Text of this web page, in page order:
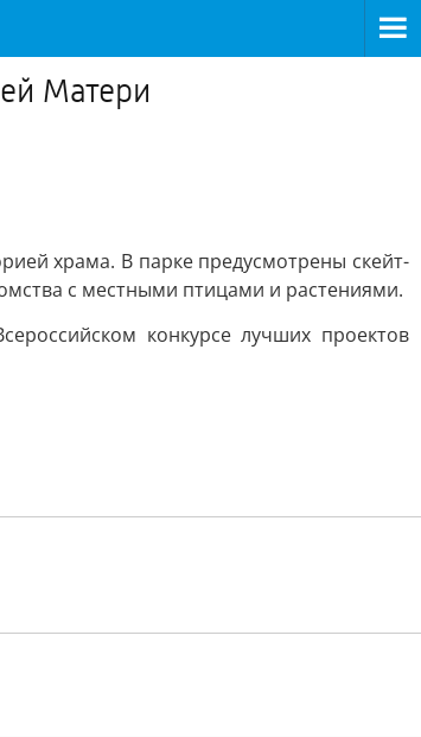
Матери
храма. В парке предусмотрены скейт-
с местными птицами и растениями.
конкурсе лучших проектов